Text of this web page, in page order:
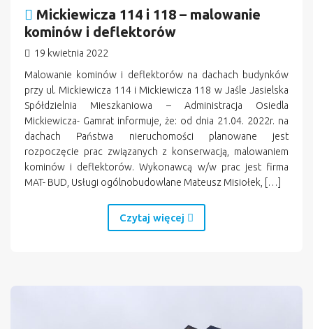
Mickiewicza 114 i 118 – malowanie
kominów i deflektorów
19 kwietnia 2022
Malowanie kominów i deflektorów na dachach budynków
przy ul. Mickiewicza 114 i Mickiewicza 118 w Jaśle Jasielska
Spółdzielnia Mieszkaniowa – Administracja Osiedla
Mickiewicza- Gamrat informuje, że: od dnia 21.04. 2022r. na
dachach Państwa nieruchomości planowane jest
rozpoczęcie prac związanych z konserwacją, malowaniem
kominów i deflektorów. Wykonawcą w/w prac jest firma
MAT- BUD, Usługi ogólnobudowlane Mateusz Misiołek, […]
Czytaj więcej